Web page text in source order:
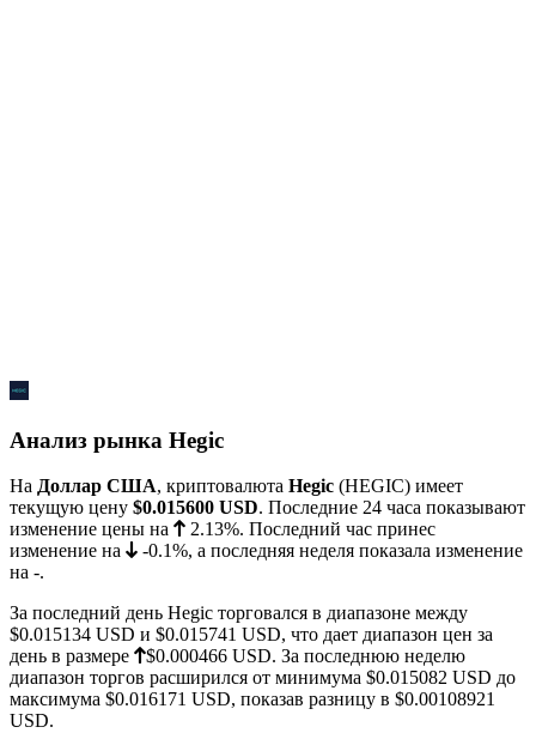
Анализ рынка Hegic
На Доллар США, криптовалюта Hegic (HEGIC) имеет
текущую цену $0.015600 USD. Последние 24 часа показывают
изменение цены на
2.13%. Последний час принес
изменение на
-0.1%, а последняя неделя показала изменение
на -.
За последний день Hegic торговался в диапазоне между
$0.015134 USD и $0.015741 USD, что дает диапазон цен за
день в размере
$0.000466 USD. За последнюю неделю
диапазон торгов расширился от минимума $0.015082 USD до
максимума $0.016171 USD, показав разницу в $0.00108921
USD.